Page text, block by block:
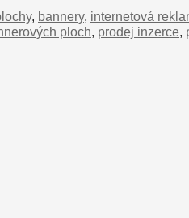
, bannery, internetová
ploch, prodej inzerce,